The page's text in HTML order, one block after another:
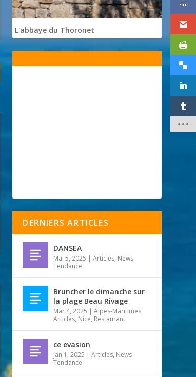
L'abbaye du Thoronet
DERNIERS ARTICLES
DANSEA
Mai 5, 2025 |Articles, News
Tendance
Bruncher le dimanche sur
la plage Beau Rivage
Mar 4, 2025 |Alpes-Maritimes,
Articles, Nice, Restaurant
ce evasion
Jan 1, 2025 |Articles, News
Tendance